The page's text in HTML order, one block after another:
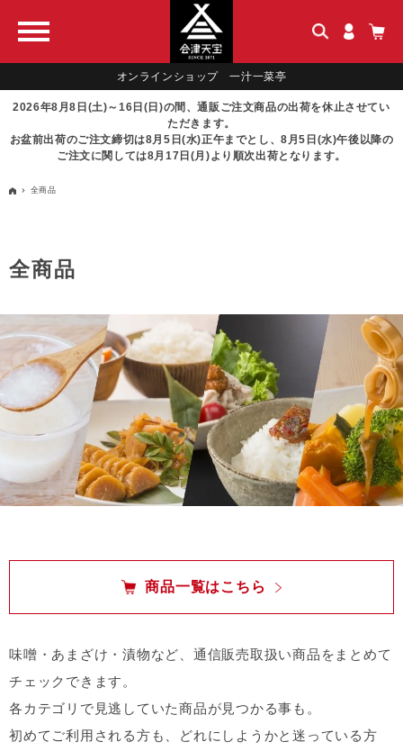
オンラインショップ 一汁一菜亭
2026年8月8日(土)～16日(日)の間、通販ご注文商品の出荷を休止させてい
ただきます。
お盆前出荷のご注文締切は8月5日(水)正午までとし、8月5日(水)午後以降の
ご注文に関しては8月17日(月)より順次出荷となります。
全商品
全商品
商品一覧はこちら
味噌・あまざけ・漬物など、通信販売取扱い商品をまとめて
チェックできます。
各カテゴリで見逃していた商品が見つかる事も。
初めてご利用される方も、どれにしようかと迷っている方